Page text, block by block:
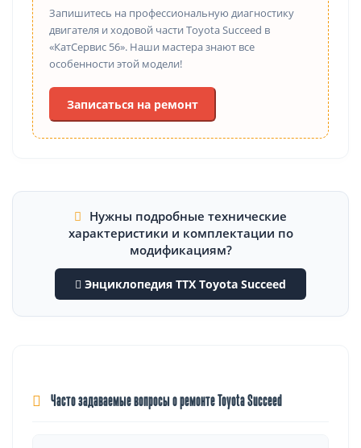
Запишитесь на профессиональную диагностику
двигателя и ходовой части Toyota Succeed в
«КатСервис 56». Наши мастера знают все
особенности этой модели!
Записаться на ремонт
Нужны подробные технические
характеристики и комплектации по
модификациям?
Энциклопедия ТТХ Toyota Succeed
Часто задаваемые вопросы о ремонте Toyota Succeed